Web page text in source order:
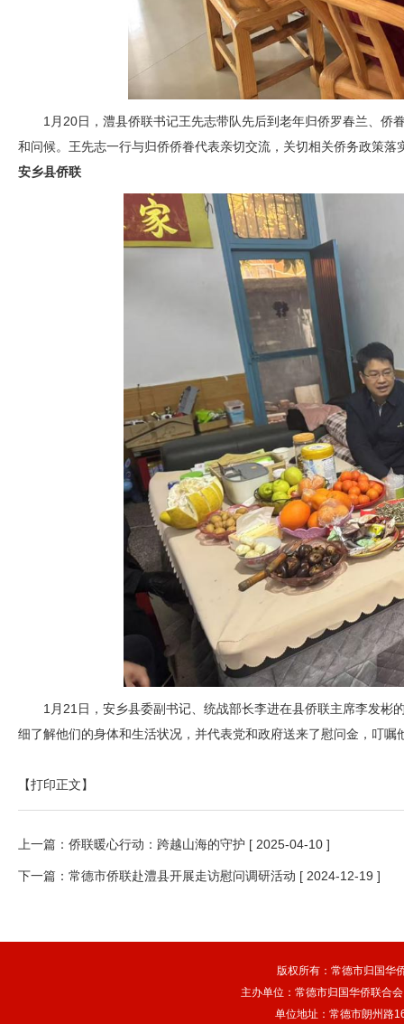
1月20日，澧县侨联书记王先志带队先后到老年归侨罗春兰、
和问候。王先志一行与归侨侨眷代表亲切交流，关切相关侨务政策
安乡县侨联
1月21日，安乡县委副书记、统战部长李进在县侨联主席李发
细了解他们的身体和生活状况，并代表党和政府送来了慰问金，叮
【打印正文】
上一篇： 侨联暖心行动：跨越山海的守护 [ 2025-04-10 ]
下一篇： 常德市侨联赴澧县开展走访慰问调研活动 [ 2024-12-19 ]
版权所有：常德市归国华
主办单位：常德市归国华侨联合
单位地址：常德市朗州路